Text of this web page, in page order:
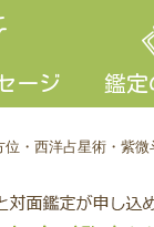
ージ 鑑定
・西洋占星術・紫